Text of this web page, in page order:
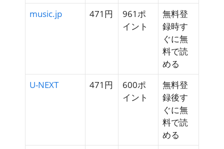
music.jp 471円
961ポ
イント
無料登
録時す
ぐに無
料で読
める
U-NEXT
471円
600ポ
イント
無料登
録後す
ぐに無
料で読
める